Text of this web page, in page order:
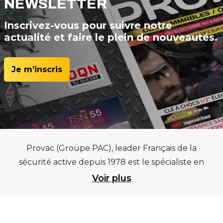
NEWSLETTER
Inscrivez-vous pour suivre notre
actualité et faire le plein de nouveautés.
Je m’inscris
Provac (Groupe PAC), leader Français de la
sécurité active depuis 1978 est le spécialiste en
équipements pour garages et centres
Voir plus